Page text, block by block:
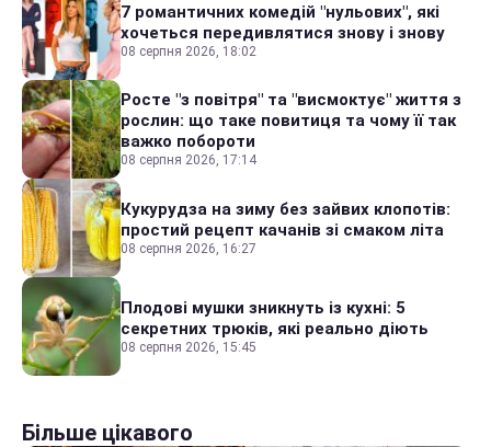
7 романтичних комедій "нульових", які
хочеться передивлятися знову і знову
08 серпня 2026, 18:02
Росте "з повітря" та "висмоктує" життя з
рослин: що таке повитиця та чому її так
важко побороти
08 серпня 2026, 17:14
Кукурудза на зиму без зайвих клопотів:
простий рецепт качанів зі смаком літа
08 серпня 2026, 16:27
Плодові мушки зникнуть із кухні: 5
секретних трюків, які реально діють
08 серпня 2026, 15:45
Більше цікавого